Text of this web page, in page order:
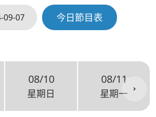
今日節目表
08/10
星期日
08/11
星期一